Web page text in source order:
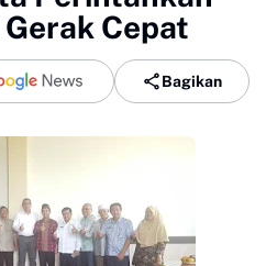
Cepat
Bagikan